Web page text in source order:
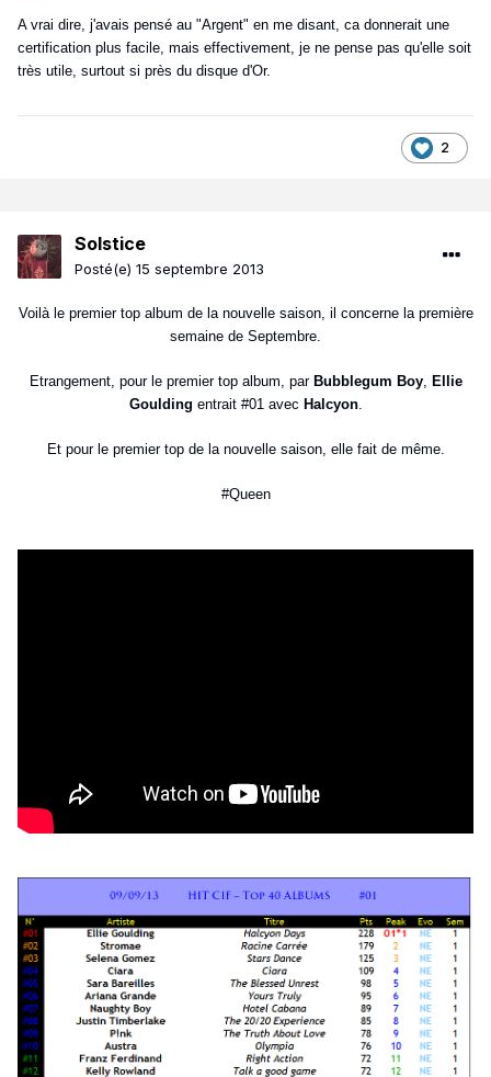
A vrai dire, j'avais pensé au "Argent" en me disant, ca donnerait une
certification plus facile, mais effectivement, je ne pense pas qu'elle soit
très utile, surtout si près du disque d'Or.
2
Solstice
Posté(e) 15 septembre 2013
Voilà le premier top album de la nouvelle saison, il concerne la première
semaine de Septembre.
Etrangement, pour le premier top album, par Bubblegum Boy, Ellie
Goulding entrait #01 avec Halcyon.
Et pour le premier top de la nouvelle saison, elle fait de même.
#Queen